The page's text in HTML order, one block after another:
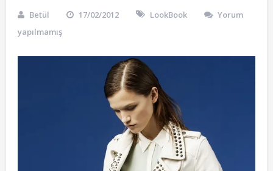
Betül 17/02/2012 LookBook
Yorum
yapılmamış